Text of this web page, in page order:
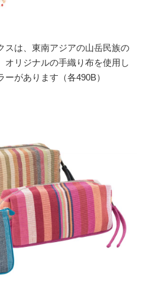
スは、東南アジアの山岳民族の
オリジナルの手織り布を使用し
があります（各490B）